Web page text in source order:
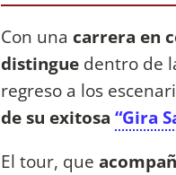
Con una carrera en
distingue dentro de
regreso a los
de su exitosa “Gira
El tour, que